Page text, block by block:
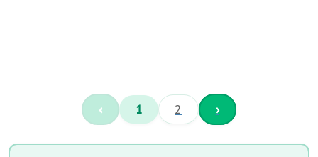
‹ 1 2 ›